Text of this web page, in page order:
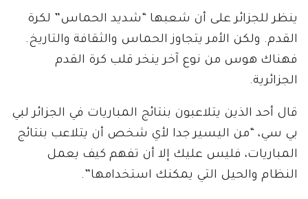
ينظر للجزائر على أن شعبها “شديد الحماس” لكرة
القدم. ولكن الأمر يتجاوز الحماس والثقافة والتاريخ.
فهناك هوس من نوع آخر ينخر قلب كرة القدم
الجزائرية.
قال أحد الذين يتلاعبون بنتائج المباريات في الجزائر لبي
بي سي، “من اليسير جدا لأي شخص أن يتلاعب بنتائج
المباريات، فليس عليك إلا أن تفهم كيف يعمل
النظام والحيل التي يمكنك استخدامها”.